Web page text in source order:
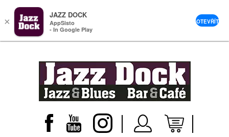
×
JAZZ DOCK
AppSisto
- In Google Play
OTEVŘÍT